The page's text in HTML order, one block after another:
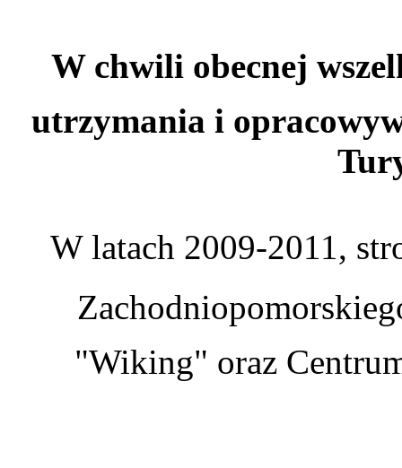
W chwili obecnej
utrzymania i
W latach 2009-2011,
"Wiking" oraz